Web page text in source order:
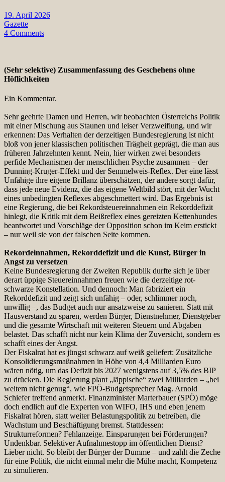
19. April 2026
Gazette
4 Comments
(Sehr selektive) Zusammenfassung des Geschehens ohne
Höflichkeiten
Ein Kommentar.
Sehr geehrte Damen und Herren, wir beobachten Österreichs Politik
mit einer Mischung aus Staunen und leiser Verzweiflung, und wir
erkennen: Das Verhalten der derzeitigen Bundesregierung ist nicht
bloß von jener klassischen politischen Trägheit geprägt, die man aus
früheren Jahrzehnten kennt. Nein, hier wirken zwei besonders
perfide Mechanismen der menschlichen Psyche zusammen – der
Dunning-Kruger-Effekt und der Semmelweis-Reflex. Der eine lässt
Unfähige ihre eigene Brillanz überschätzen, der andere sorgt dafür,
dass jede neue Evidenz, die das eigene Weltbild stört, mit der Wucht
eines unbedingten Reflexes abgeschmettert wird. Das Ergebnis ist
eine Regierung, die bei Rekordsteuereinnahmen ein Rekorddefizit
hinlegt, die Kritik mit dem Beißreflex eines gereizten Kettenhundes
beantwortet und Vorschläge der Opposition schon im Keim erstickt
– nur weil sie von der falschen Seite kommen.
Rekordeinnahmen, Rekorddefizit und die Kunst, Bürger in
Angst zu versetzen
Keine Bundesregierung der Zweiten Republik durfte sich je über
derart üppige Steuereinnahmen freuen wie die derzeitige rot-
schwarze Konstellation. Und dennoch: Man fabriziert ein
Rekorddefizit und zeigt sich unfähig – oder, schlimmer noch,
unwillig –, das Budget auch nur ansatzweise zu sanieren. Statt mit
Hausverstand zu sparen, werden Bürger, Dienstnehmer, Dienstgeber
und die gesamte Wirtschaft mit weiteren Steuern und Abgaben
belastet. Das schafft nicht nur kein Klima der Zuversicht, sondern es
schafft eines der Angst.
Der Fiskalrat hat es jüngst schwarz auf weiß geliefert: Zusätzliche
Konsolidierungsmaßnahmen in Höhe von 4,4 Milliarden Euro
wären nötig, um das Defizit bis 2027 wenigstens auf 3,5% des BIP
zu drücken. Die Regierung plant „läppische“ zwei Milliarden – „bei
weitem nicht genug“, wie FPÖ-Budgetsprecher Mag. Arnold
Schiefer treffend anmerkt. Finanzminister Marterbauer (SPÖ) möge
doch endlich auf die Experten von WIFO, IHS und eben jenem
Fiskalrat hören, statt weiter Belastungspolitik zu betreiben, die
Wachstum und Beschäftigung bremst. Stattdessen:
Strukturreformen? Fehlanzeige. Einsparungen bei Förderungen?
Undenkbar. Selektiver Aufnahmestopp im öffentlichen Dienst?
Lieber nicht. So bleibt der Bürger der Dumme – und zahlt die Zeche
für eine Politik, die nicht einmal mehr die Mühe macht, Kompetenz
zu simulieren.